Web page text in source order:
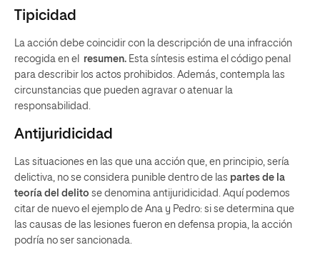
Tipicidad
La acción debe coincidir con la descripción de una infracción
recogida en el resumen. Esta síntesis estima el código penal
para describir los actos prohibidos. Además, contempla las
circunstancias que pueden agravar o atenuar la
responsabilidad.
Antijuridicidad
Las situaciones en las que una acción que, en principio, sería
delictiva, no se considera punible dentro de las partes de la
teoría del delito se denomina antijuridicidad. Aquí podemos
citar de nuevo el ejemplo de Ana y Pedro: si se determina que
las causas de las lesiones fueron en defensa propia, la acción
podría no ser sancionada.